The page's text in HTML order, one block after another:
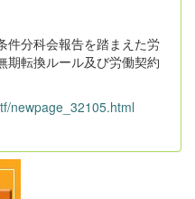
件分科会報告を踏まえた労
期転換ルール及び労働契約
newpage_32105.html